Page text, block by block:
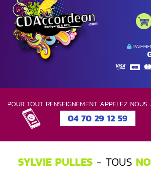
POUR TOUT RENSEIGNEMENT APPELEZ NOUS
04 70 29 12 59
SYLVIE PULLES - TOUS